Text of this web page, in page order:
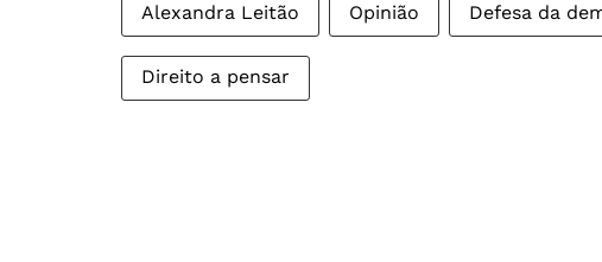
Alexandra Leitão Opinião Defesa da
Direito a pensar